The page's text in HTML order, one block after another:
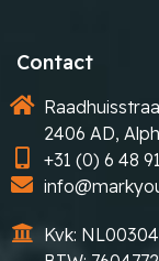
Contact
2406 AD,
+31 (0) 6 48
Kvk: